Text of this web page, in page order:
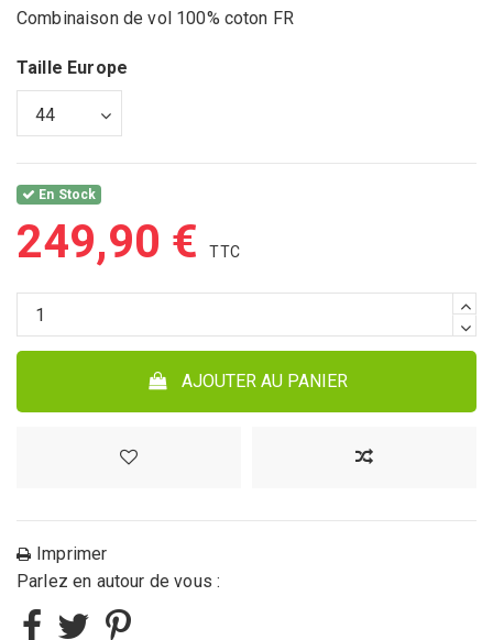
Combinaison de vol 100% coton FR
Taille Europe
En Stock
249,90 €
AJOUTER AU PANIER
Imprimer
Parlez en autour de vous :